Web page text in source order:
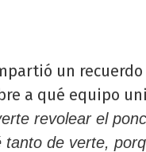
un
a qué equipo
revolear el
de verte,